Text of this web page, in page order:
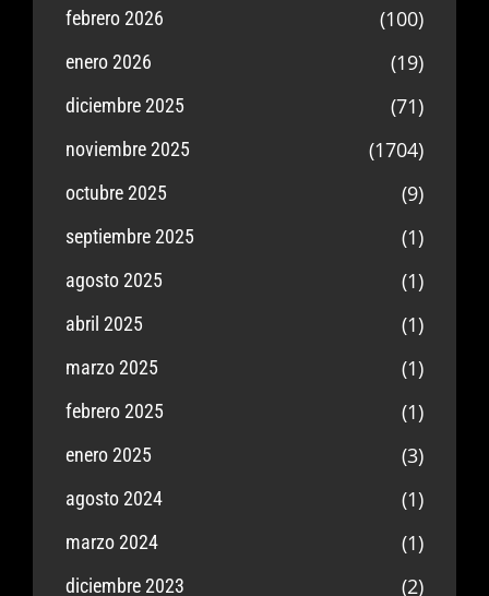
febrero 2026 (100)
enero 2026 (19)
diciembre 2025 (71)
noviembre 2025 (1704)
octubre 2025 (9)
septiembre 2025 (1)
agosto 2025 (1)
abril 2025 (1)
marzo 2025 (1)
febrero 2025 (1)
enero 2025 (3)
agosto 2024 (1)
marzo 2024 (1)
diciembre 2023 (2)